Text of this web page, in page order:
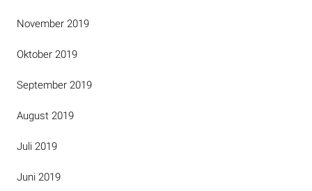
November 2019
Oktober 2019
September 2019
August 2019
Juli 2019
Juni 2019